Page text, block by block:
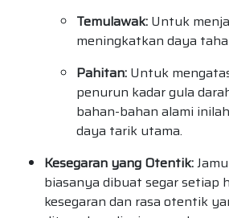
Temulawak: Untuk
meningkatkan daya
Pahitan: Untuk
penurun kadar gula
bahan-bahan alami
daya tarik utama.
Kesegaran yang Otentik:
biasanya dibuat segar setiap
kesegaran dan rasa otentik